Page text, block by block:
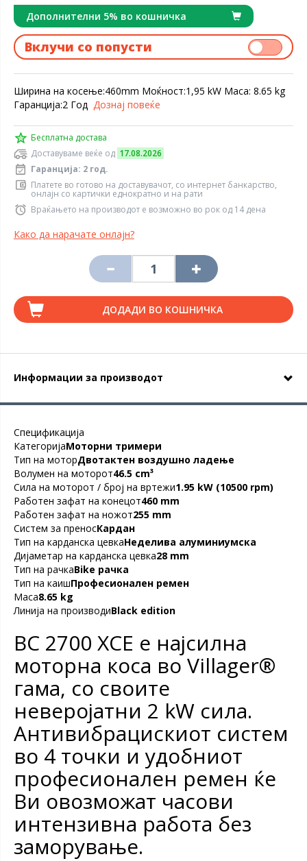
Дополнителни 5% во кошничка
Вклучи со попусти
Ширина на косење:460mm Моќност:1,95 kW Maсa: 8.65 kg
Гаранција:2 Год Дознај повеќе
Бесплатна достава
Доставуваме веќе од 17.08.2026
Гаранција: 2 год.
Платете во готово на доставувачот, со интернет банкарство,
онлајн со картички еднократно и на рати
Враќањето на производот е возможно во рок од 14 дена
Како да нарачате онлајн?
ДОДАДИ ВО КОШНИЧКА
Информации за производот
Спецификацијa
КатегоријаMoторни тримери
Тип на моторДвотактен воздушно ладење
Волумен на моторот46.5 cm³
Сила на моторот / број на вртежи1.95 kW (10500 rpm)
Работен зафат на конецот460 mm
Работен зафат на ножот255 mm
Систем за преносКардан
Tип на карданска цевкаНеделивa алуминиумска
Дијаметар на карданска цевка28 mm
Тип на рачкаBike рачка
Тип на каишПрофесионален ремен
Maсa8.65 kg
Линија на производиBlack edition
BC 2700 XCE e најсилна
моторна коса во Villager®
гама, со своите
неверојатни 2 kW сила.
Aнтивибрацискиот систем
во 4 точки и удобниот
професионален ремен ќе
Ви овозможат часови
интензивна работа без
заморување.